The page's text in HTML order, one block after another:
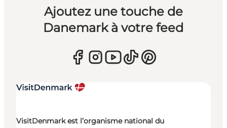
Ajoutez une touche de
Danemark à votre feed
VisitDenmark est l’organisme national du